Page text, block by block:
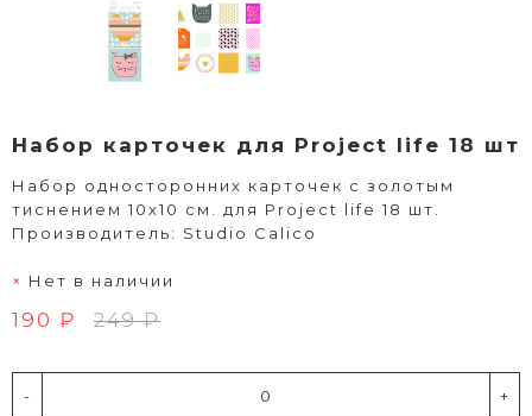
Набор карточек для Project life 18 шт
Набор односторонних карточек с золотым
тиснением 10х10 см. для Project life 18 шт.
Производитель: Studio Calico
Нет в наличии
190 ₽ 249 ₽
- +